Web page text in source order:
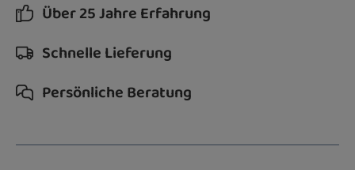
Über 25 Jahre Erfahrung
Schnelle Lieferung
Persönliche Beratung